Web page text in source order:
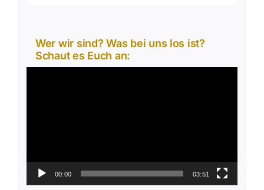
Wer wir sind? Was bei uns los ist?
Schaut es Euch an:
00:00 03:51